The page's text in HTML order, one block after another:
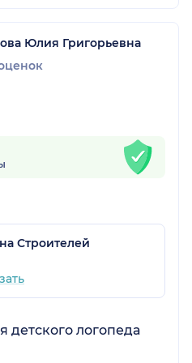
Юлия Григорьевна
Строителей
детского логопеда